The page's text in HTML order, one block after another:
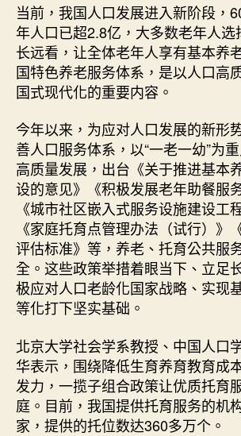
当前，我国人口发展进入新阶段，
年人口已超2.8亿，大多数老年人选
长远看，让全体老年人享有基本养
国特色养老服务体系，是以人口高
国式现代化的重要内容。
今年以来，为应对人口发展的新形
善人口服务体系，以“一老一幼”为
高质量发展，出台《关于推进基本
设的意见》《积极发展老年助餐服
《城市社区嵌入式服务设施建设工
《家庭托育点管理办法（试行）》
评估标准》等，养老、托育公共服
全。这些政策举措着眼当下、立足
极应对人口老龄化国家战略、实现
等化打下坚实基础。
北京大学社会学系教授、中国人口
华表示，围绕降低生育养育教育成
发力，一揽子组合政策让优质托育
庭。目前，我国提供托育服务的机
家，提供的托位数达360多万个。